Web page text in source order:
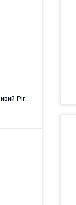
Ріг,